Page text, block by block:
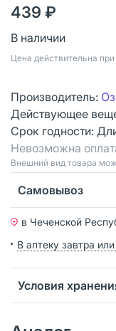
439 ₽
В наличии
Цена действительна
Производитель:
Действующее
Срок годности:
Невозможна
Bнешний вид товара
Самовывоз
в Чеченской
В аптеку завтра
Условия